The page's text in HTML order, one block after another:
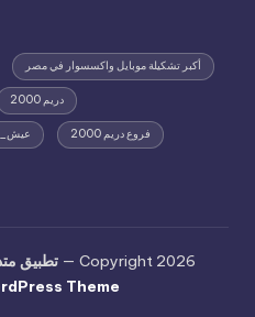
أكبر تشكيلة موبايل واكسسوار في مصر
دريم 2000
فروع دريم 2000
Copyright 2026 — تطبيق
Theme